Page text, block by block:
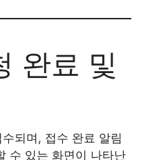
완료 및
되며, 접수 완료 알림
수 있는 화면이 나타난